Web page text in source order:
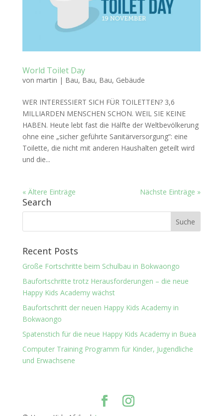
World Toilet Day
von martin | Bau, Bau, Bau, Gebäude
WER INTERESSIERT SICH FÜR TOILETTEN? 3,6
MILLIARDEN MENSCHEN SCHON. WEIL SIE KEINE
HABEN. Heute lebt fast die Hälfte der Weltbevölkerung
ohne eine „sicher geführte Sanitärversorgung“: eine
Toilette, die nicht mit anderen Haushalten geteilt wird
und die...
« Ältere Einträge Nächste Einträge »
Search
Recent Posts
Große Fortschritte beim Schulbau in Bokwaongo
Baufortschritte trotz Herausforderungen – die neue
Happy Kids Academy wächst
Baufortschritt der neuen Happy Kids Academy in
Bokwaongo
Spatenstich für die neue Happy Kids Academy in Buea
Computer Training Programm für Kinder, Jugendliche
und Erwachsene